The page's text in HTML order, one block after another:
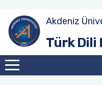
Akdeniz
Türk Dili
Amaç
Tarihçe
Güz Dönemi
Bahar Dönemi
Akademik Toplantılar
Konferanslar